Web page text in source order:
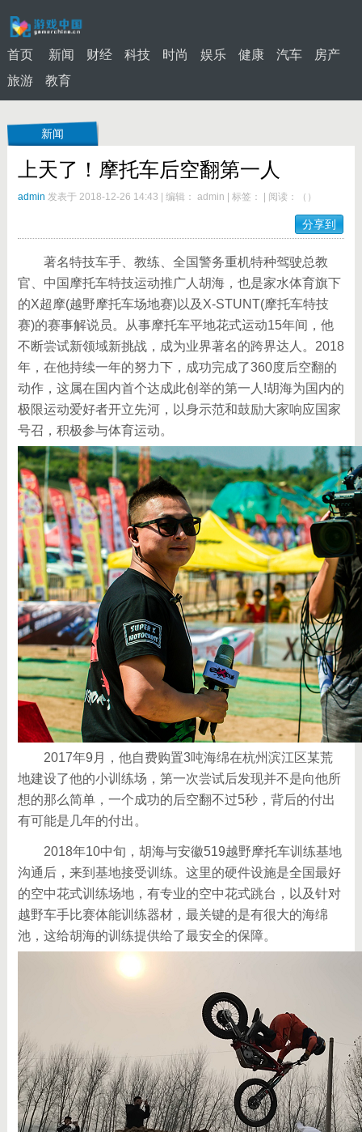
首页 新闻 财经 科技 时尚 娱乐 健康 汽车
房产
旅游
教育
新闻
上天了！摩托车后空翻第一人
admin 发表于 2018-12-26 14:43 编辑： admin 标签： 阅读： （ ）
分享到
著名特技车手、教练、全国警务重机特种驾驶总教
官、中国摩托车特技运动推广人胡海，也是家水体育旗下
的X超摩(越野摩托车场地赛)以及X-STUNT(摩托车特技
赛)的赛事解说员。从事摩托车平地花式运动15年间，他
不断尝试新领域新挑战，成为业界著名的跨界达人。2018
年，在他持续一年的努力下，成功完成了360度后空翻的
动作，这属在国内首个达成此创举的第一人!胡海为国内的
极限运动爱好者开立先河，以身示范和鼓励大家响应国家
号召，积极参与体育运动。
2017年9月，他自费购置3吨海绵在杭州滨江区某荒
地建设了他的小训练场，第一次尝试后发现并不是向他所
想的那么简单，一个成功的后空翻不过5秒，背后的付出
有可能是几年的付出。
2018年10中旬，胡海与安徽519越野摩托车训练基地
沟通后，来到基地接受训练。这里的硬件设施是全国最好
的空中花式训练场地，有专业的空中花式跳台，以及针对
越野车手比赛体能训练器材，最关键的是有很大的海绵
池，这给胡海的训练提供给了最安全的保障。